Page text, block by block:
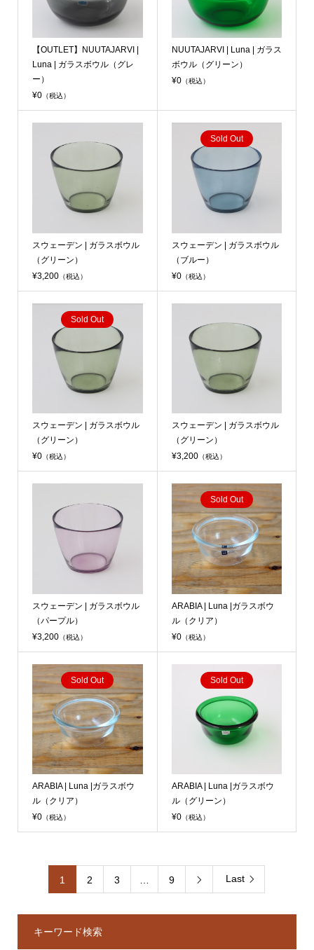
【OUTLET】NUUTAJARVI |
Luna | ガラスボウル（グレ
ー）
¥0（税込）
NUUTAJARVI | Luna | ガラス
ボウル（グリーン）
¥0（税込）
スウェーデン | ガラスボウル
（グリーン）
¥3,200（税込）
Sold Out
スウェーデン | ガラスボウル
（ブルー）
¥0（税込）
Sold Out
スウェーデン | ガラスボウル
（グリーン）
¥0（税込）
スウェーデン | ガラスボウル
（グリーン）
¥3,200（税込）
スウェーデン | ガラスボウル
（パープル）
¥3,200（税込）
Sold Out
ARABIA | Luna |ガラスボウ
ル（クリア）
¥0（税込）
Sold Out
ARABIA | Luna |ガラスボウ
ル（クリア）
¥0（税込）
Sold Out
ARABIA | Luna |ガラスボウ
ル（グリーン）
¥0（税込）
1 2 3 … 9  Last
キーワード検索